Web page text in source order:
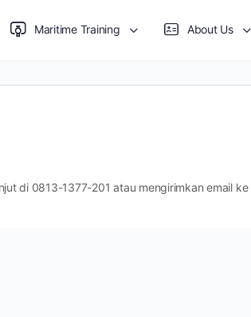
Maritime Training About Us
di 0813-1377-201 atau mengirimkan email ke